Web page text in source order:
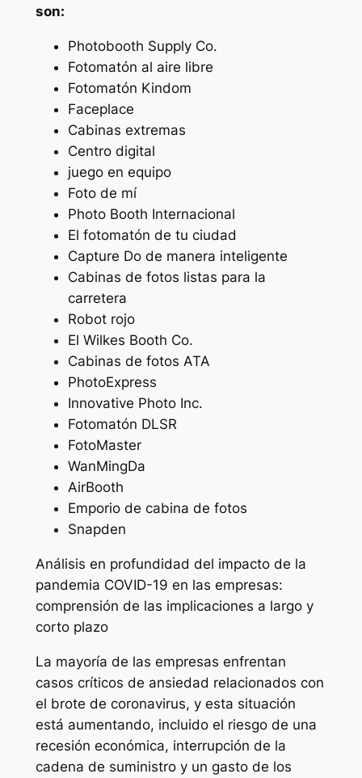
son:
Photobooth Supply Co.
Fotomatón al aire libre
Fotomatón Kindom
Faceplace
Cabinas extremas
Centro digital
juego en equipo
Foto de mí
Photo Booth Internacional
El fotomatón de tu ciudad
Capture Do de manera inteligente
Cabinas de fotos listas para la
carretera
Robot rojo
El Wilkes Booth Co.
Cabinas de fotos ATA
PhotoExpress
Innovative Photo Inc.
Fotomatón DLSR
FotoMaster
WanMingDa
AirBooth
Emporio de cabina de fotos
Snapden
Análisis en profundidad del impacto de la
pandemia COVID-19 en las empresas:
comprensión de las implicaciones a largo y
corto plazo
La mayoría de las empresas enfrentan
casos críticos de ansiedad relacionados con
el brote de coronavirus, y esta situación
está aumentando, incluido el riesgo de una
recesión económica, interrupción de la
cadena de suministro y un gasto de los